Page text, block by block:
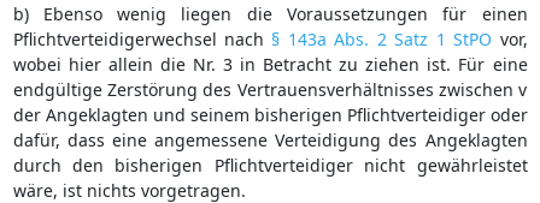
b) Ebenso wenig liegen die Voraussetzungen für einen
Pflichtverteidigerwechsel nach § 143a Abs. 2 Satz 1 StPO vor,
wobei hier allein die Nr. 3 in Betracht zu ziehen ist. Für eine
endgültige Zerstörung des Vertrauensverhältnisses zwischen v
der Angeklagten und seinem bisherigen Pflichtverteidiger oder
dafür, dass eine angemessene Verteidigung des Angeklagten
durch den bisherigen Pflichtverteidiger nicht gewährleistet
wäre, ist nichts vorgetragen.